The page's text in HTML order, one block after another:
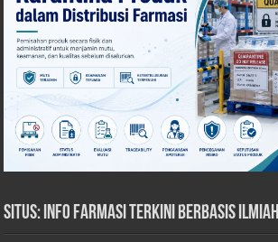
Situs: Info Farmasi Terkini Berbasis